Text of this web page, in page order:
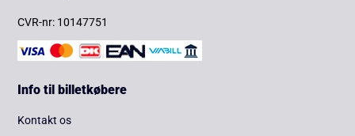
CVR-nr: 10147751
Info til billetkøbere
Kontakt os